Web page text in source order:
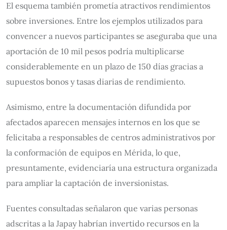
El esquema también prometía atractivos rendimientos
sobre inversiones. Entre los ejemplos utilizados para
convencer a nuevos participantes se aseguraba que una
aportación de 10 mil pesos podría multiplicarse
considerablemente en un plazo de 150 días gracias a
supuestos bonos y tasas diarias de rendimiento.
Asimismo, entre la documentación difundida por
afectados aparecen mensajes internos en los que se
felicitaba a responsables de centros administrativos por
la conformación de equipos en Mérida, lo que,
presuntamente, evidenciaría una estructura organizada
para ampliar la captación de inversionistas.
Fuentes consultadas señalaron que varias personas
adscritas a la Japay habrían invertido recursos en la